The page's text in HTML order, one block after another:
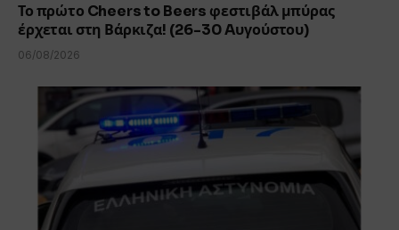
Το πρώτο Cheers to Beers φεστιβάλ μπύρας
έρχεται στη Βάρκιζα! (26-30 Aυγούστου)
06/08/2026